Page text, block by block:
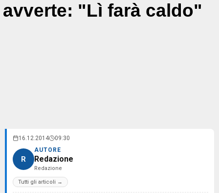
avverte: "Lì farà caldo"
16.12.2014 09:30
R
AUTORE
Redazione
Redazione
Tutti gli articoli →